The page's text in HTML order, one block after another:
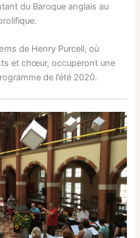
du Baroque anglais au
de Henry Purcell, où
et chœur, occuperont une
de l’été 2020.